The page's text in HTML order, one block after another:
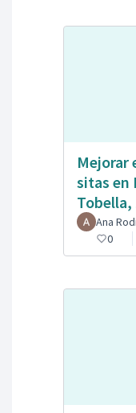
Mejorar
sitas en
Tobella,
Ana
0